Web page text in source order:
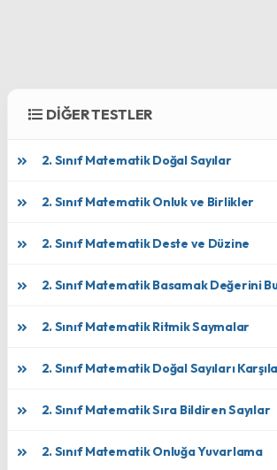
DİĞER TESTLER
2. Sınıf Matematik Doğal Sayılar
2. Sınıf Matematik Onluk ve Birlikler
2. Sınıf Matematik Deste ve Düzine
2. Sınıf Matematik Basamak Değerini
2. Sınıf Matematik Ritmik Saymalar
2. Sınıf Matematik Doğal Sayıları
2. Sınıf Matematik Sıra Bildiren Sayılar
2. Sınıf Matematik Onluğa Yuvarlama